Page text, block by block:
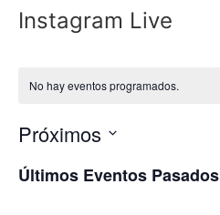
Instagram Live
No hay eventos programados.
Próximos
la
fecha.
Últimos Eventos Pasados